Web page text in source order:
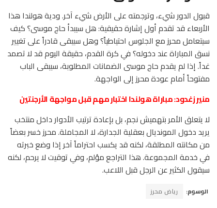
قبول الدور شيء، وترجمته على الأرض شيء آخر. ودية هولندا هذا
الأربعاء قد تقدم أول إشارة حقيقية: هل سيبدأ حاج موسى؟ كيف
سيتعامل محرز مع الجلوس احتياطياً؟ وهل سيبقى قادراً على تغيير
نسق المباراة عند دخوله؟ في كرة القدم، حقيقة اليوم قد لا تصمد
غداً. إذا لم يقدم حاج موسى الضمانات المطلوبة، سيبقى الباب
مفتوحاً أمام عودة محرز إلى الواجهة.
منير زغدود: مباراة هولندا اختبار مهم قبل مواجهة الأرجنتين
لا يتعلق الأمر بتهميش نجم، بل بإعادة ترتيب الأدوار داخل منتخب
يريد دخول المونديال بعقلية الجدارة، لا المجاملة. محرز خسر بعضاً
من مكانته المطلقة، لكنه قد يكسب احتراماً آخر إذا وضع خبرته
في خدمة المجموعة. هذا التراجع مؤلم، وفي توقيت لا يرحم، لكنه
سيقول الكثير عن الرجل قبل اللاعب.
الوسوم: رياض محرز